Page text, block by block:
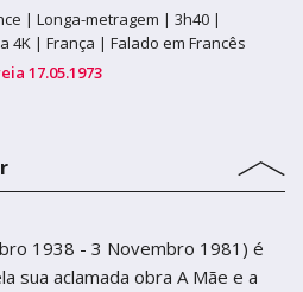
| Longa-metragem | 3h40 |
4K | França | Falado em Francês
17.05.1973
1938 - 3 Novembro 1981) é
sua aclamada obra A Mãe e a